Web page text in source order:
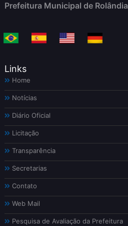
Prefeitura Municipal de Rolândia
Links
Home
Notícias
Diário Oficial
Licitação
Transparência
Secretarias
Contato
Web Mail
Pesquisa de Avaliação da Prefeitura